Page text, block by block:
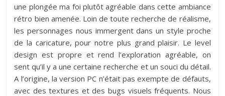
une plongée ma foi plutôt agréable dans cette ambiance
rétro bien amenée. Loin de toute recherche de réalisme,
les personnages nous immergent dans un style proche
de la caricature, pour notre plus grand plaisir. Le level
design est propre et rend l’exploration agréable, on
sent qu’il y a une certaine recherche et un souci du détail.
A l’origine, la version PC n’était pas exempte de défauts,
avec des textures et des bugs visuels fréquents. Nous